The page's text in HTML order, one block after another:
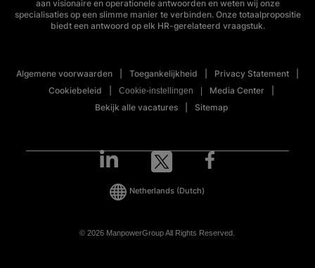
aan visionaire en operationele antwoorden en weten wij onze
specialisaties op een slimme manier te verbinden. Onze totaalpropositie
biedt een antwoord op elk HR-gerelateerd vraagstuk.
Algemene voorwaarden Toegankelijkheid
Privacy Statement
Cookiebeleid
Cookie-instellingen
Media Center
Bekijk alle vacatures
Sitemap
© 2026 ManpowerGroup All Rights Reserved.
Netherlands (Dutch)